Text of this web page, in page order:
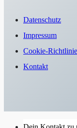
Datenschutz
Impressum
Cookie-
Kontakt